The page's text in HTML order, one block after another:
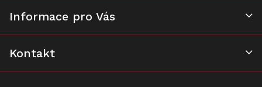
Informace pro Vás
Kontakt